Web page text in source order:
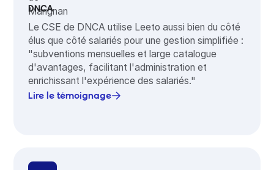
DNCA
Le CSE de DNCA utilise Leeto aussi bien du côté
élus que côté salariés pour une gestion simplifiée :
"subventions mensuelles et large catalogue
d'avantages, facilitant l'administration et
enrichissant l'expérience des salariés."
Lire le témoignage